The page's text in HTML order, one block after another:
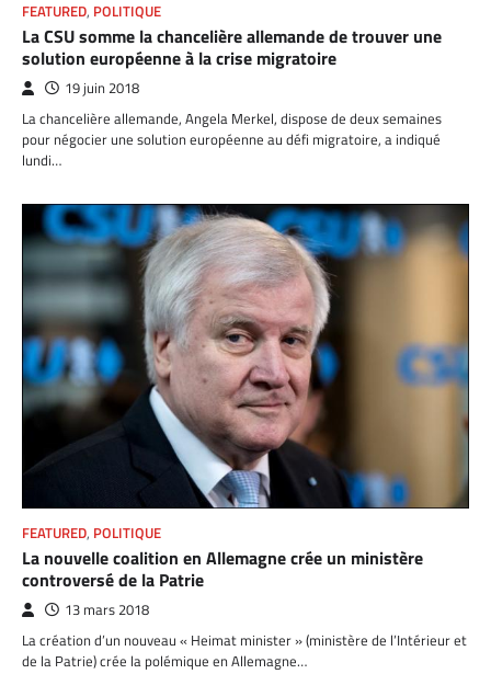
FEATURED, POLITIQUE
La CSU somme la chancelière allemande de trouver une
solution européenne à la crise migratoire
19 juin 2018
La chancelière allemande, Angela Merkel, dispose de deux semaines
pour négocier une solution européenne au défi migratoire, a indiqué
lundi…
FEATURED, POLITIQUE
La nouvelle coalition en Allemagne crée un ministère
controversé de la Patrie
13 mars 2018
La création d’un nouveau « Heimat minister » (ministère de l’Intérieur et
de la Patrie) crée la polémique en Allemagne…